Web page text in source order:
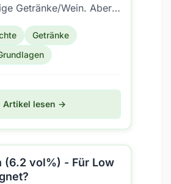
Getränke/Wein. Aber
eine Low Carb
Getränke
Artikel lesen →
(6.2 vol%) - Für Low